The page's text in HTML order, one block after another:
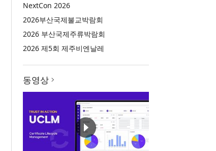
NextCon 2026
2026부산국제불교박람회
2026 부산국제주류박람회
2026 제5회 제주비엔날레
동영상